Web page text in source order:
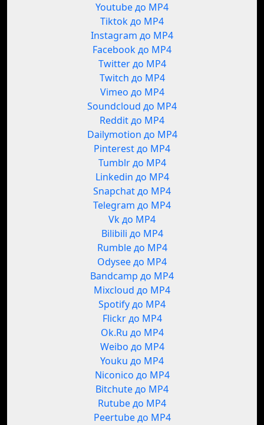
Youtube до MP4
Tiktok до MP4
Instagram до MP4
Facebook до MP4
Twitter до MP4
Twitch до MP4
Vimeo до MP4
Soundcloud до MP4
Reddit до MP4
Dailymotion до MP4
Pinterest до MP4
Tumblr до MP4
Linkedin до MP4
Snapchat до MP4
Telegram до MP4
Vk до MP4
Bilibili до MP4
Rumble до MP4
Odysee до MP4
Bandcamp до MP4
Mixcloud до MP4
Spotify до MP4
Flickr до MP4
Ok.Ru до MP4
Weibo до MP4
Youku до MP4
Niconico до MP4
Bitchute до MP4
Rutube до MP4
Peertube до MP4